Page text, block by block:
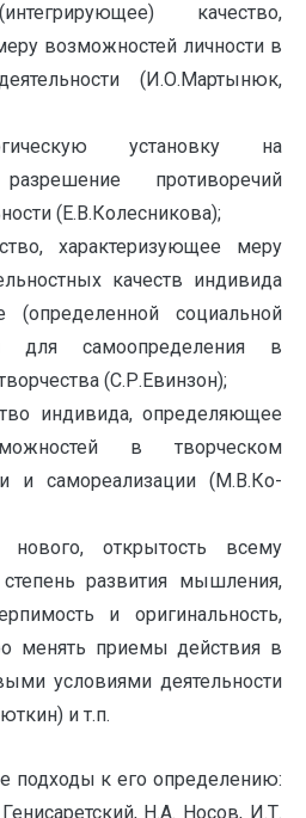
качество,
возможностей личности в
(И.О.Мартынюк,
установку на
противоречий
(Е.В.Колесникова);
характеризующее меру
качеств индивида
(определенной социальной
для самоопределения в
(С.Р.Евинзон);
индивида, определяющее
в творческом
и самореализации (М.В.Ко-
нового, открытость всему
развития мышления,
и оригинальность,
менять приемы действия в
условиями деятельности
и т.п.
подходы к его определению:
Н.А. Носов, И.Т.